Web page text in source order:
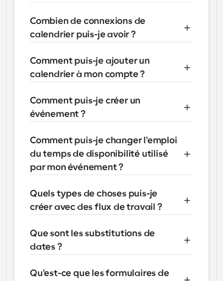
Sécurité
Confidentialité
Contacter les ventes
Combien de connexions de
calendrier puis-je avoir ?
Comment puis-je ajouter un
calendrier à mon compte ?
Comment puis-je créer un
événement ?
Comment puis-je changer l'emploi
du temps de disponibilité utilisé
par mon événement ?
Quels types de choses puis-je
créer avec des flux de travail ?
Que sont les substitutions de
dates ?
Qu'est-ce que les formulaires de